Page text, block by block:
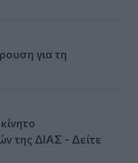
για τη
της ΔΙΑΣ - Δείτε